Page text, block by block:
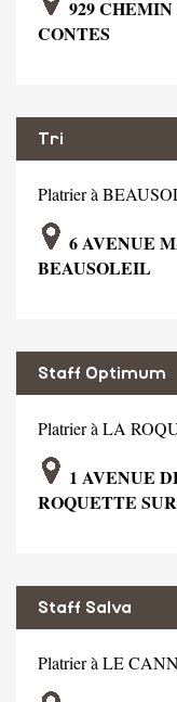
929 CHEMIN
CONTES
Tri
Platrier à
6 AVENUE
BEAUSOLEIL
Staff Optimum
Platrier à LA
1 AVENUE
ROQUETTE
Staff Salva
Platrier à LE